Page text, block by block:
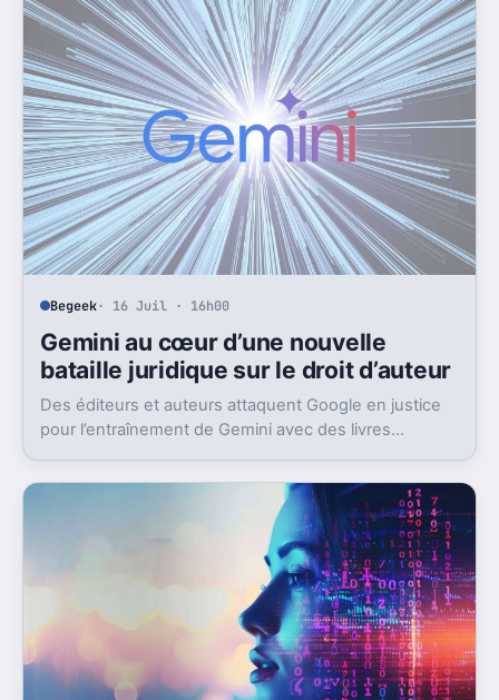
Begeek· 16 Juil · 16h00
Gemini au cœur d’une nouvelle
bataille juridique sur le droit d’auteur
Des éditeurs et auteurs attaquent Google en justice
pour l’entraînement de Gemini avec des livres